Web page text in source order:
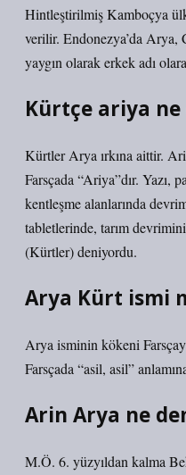
Hintleştirilmiş Kamboçya
verilir. Endonezya’da Arya,
yaygın olarak erkek adı
Kürtçe ariya ne
Kürtler Arya ırkına aittir.
Farsçada “Ariya”dır. Yazı,
kentleşme alanlarında
tabletlerinde, tarım
(Kürtler) deniyordu.
Arya Kürt ismi
Arya isminin kökeni
Farsçada “asil, asil”
Arin Arya ne
M.Ö. 6. yüzyıldan kalma